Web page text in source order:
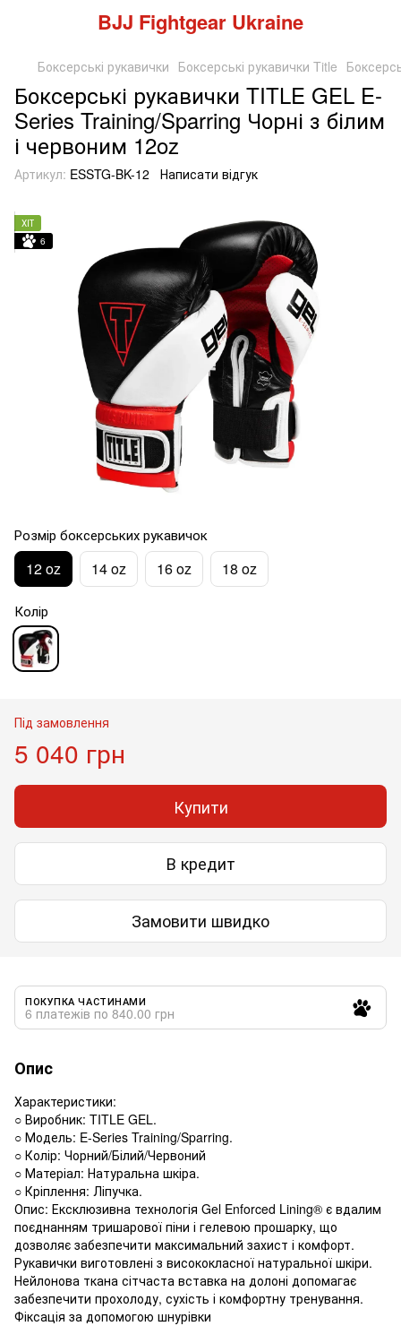
BJJ Fightgear Ukraine
Боксерські рукавички Боксерські рукавички Title
Боксерські рукавички TITLE GEL E-
Series Training/Sparring Чорні з білим
і червоним 12oz
Артикул: ESSTG-BK-12 Написати відгук
ХІТ
6
Розмір боксерських рукавичок
12 oz 14 oz 16 oz 18 oz
Колір
Під замовлення
5 040 грн
Купити
В кредит
Замовити швидко
ПОКУПКА ЧАСТИНАМИ
6 платежів по 840.00 грн
Опис
Характеристики:
○ Виробник: TITLE GEL.
○ Модель: E-Series Training/Sparring.
○ Колір: Чорний/Білий/Червоний
○ Матеріал: Натуральна шкіра.
○ Кріплення: Ліпучка.
Опис: Ексклюзивна технологія Gel Enforced Lining® є вдалим
поєднанням тришарової піни і гелевою прошарку, що
дозволяє забезпечити максимальний захист і комфорт.
Рукавички виготовлені з висококласної натуральної шкіри.
Нейлонова ткана сітчаста вставка на долоні допомагає
забезпечити прохолоду, сухість і комфортну тренування.
Фіксація за допомогою шнурівки